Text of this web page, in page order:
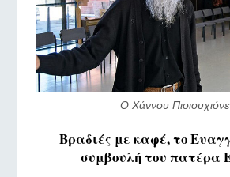
Ο Χάννου
Βραδιές με καφέ, το
συμβουλή του πατέρα